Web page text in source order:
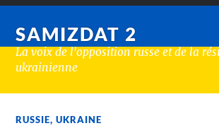
SAMIZDAT 2
La voix de l'opposition russe et de la
ukrainienne
RUSSIE,UKRAINE